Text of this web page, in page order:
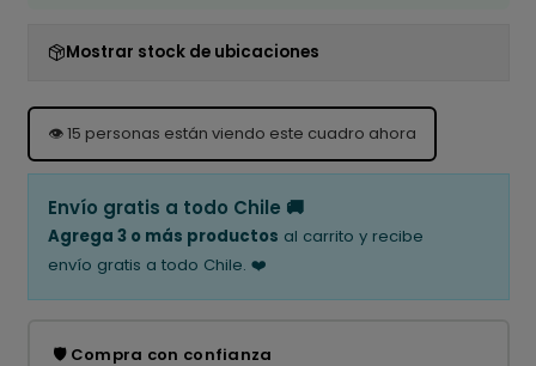
Mostrar stock de ubicaciones
👁️15 personas están viendo este cuadro ahora
Envío gratis a todo Chile 🚚
Agrega 3 o más productos al carrito y recibe
envío gratis a todo Chile. ❤️
🛡️ Compra con confianza